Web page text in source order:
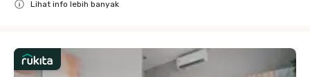
Lihat info lebih banyak